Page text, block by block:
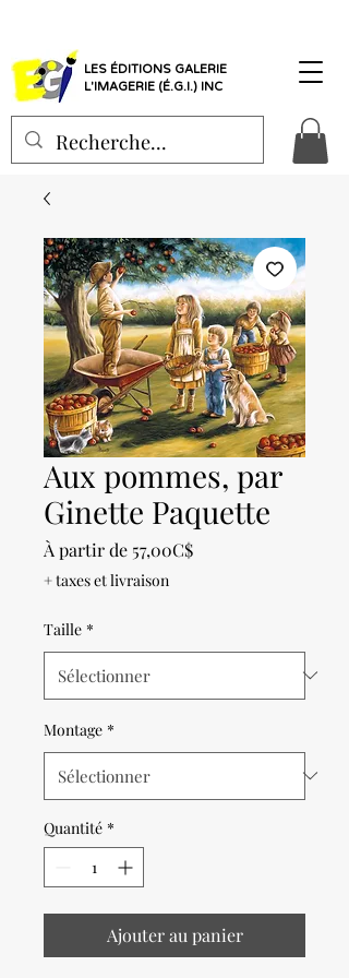
LES ÉDITIONS GALERIE
L'IMAGERIE (É.G.I.) INC
Aux pommes, par
Ginette Paquette
À partir de 57,00C$Prix
+ taxes et livraison
Taille *
Montage *
Quantité *
Ajouter au panier